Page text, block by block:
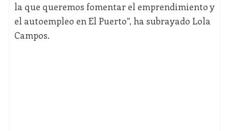
la que queremos fomentar el emprendimiento y
el autoempleo en El Puerto”, ha subrayado Lola
Campos.